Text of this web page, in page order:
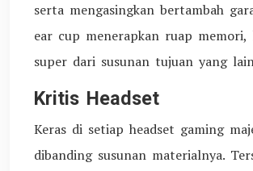
serta mengasingkan bertambah
ear cup menerapkan ruap memori,
super dari susunan tujuan yang
Kritis Headset
Keras di setiap headset gaming
dibanding susunan materialnya.